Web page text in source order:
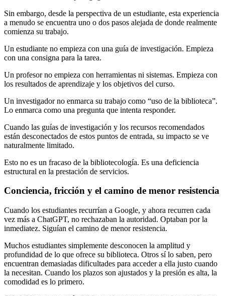
Sin embargo, desde la perspectiva de un estudiante, esta experiencia
a menudo se encuentra uno o dos pasos alejada de donde realmente
comienza su trabajo.
Un estudiante no empieza con una guía de investigación. Empieza
con una consigna para la tarea.
Un profesor no empieza con herramientas ni sistemas. Empieza con
los resultados de aprendizaje y los objetivos del curso.
Un investigador no enmarca su trabajo como “uso de la biblioteca”.
Lo enmarca como una pregunta que intenta responder.
Cuando las guías de investigación y los recursos recomendados
están desconectados de estos puntos de entrada, su impacto se ve
naturalmente limitado.
Esto no es un fracaso de la bibliotecología. Es una deficiencia
estructural en la prestación de servicios.
Conciencia, fricción y el camino de menor resistencia
Cuando los estudiantes recurrían a Google, y ahora recurren cada
vez más a ChatGPT, no rechazaban la autoridad. Optaban por la
inmediatez. Siguían el camino de menor resistencia.
Muchos estudiantes simplemente desconocen la amplitud y
profundidad de lo que ofrece su biblioteca. Otros sí lo saben, pero
encuentran demasiadas dificultades para acceder a ella justo cuando
la necesitan. Cuando los plazos son ajustados y la presión es alta, la
comodidad es lo primero.